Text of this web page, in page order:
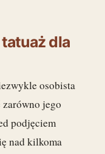
dla
osobista
jego
podjęciem
nad kilkoma